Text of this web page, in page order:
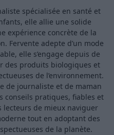
spécialisée en santé et
elle allie une solide
expérience concrète de la
Fervente adepte d’un mode
elle s’engage depuis de
des produits biologiques et
de l’environnement.
de journaliste et de maman
conseils pratiques, fiables et
lecteurs de mieux naviguer
tout en adoptant des
de la planète.